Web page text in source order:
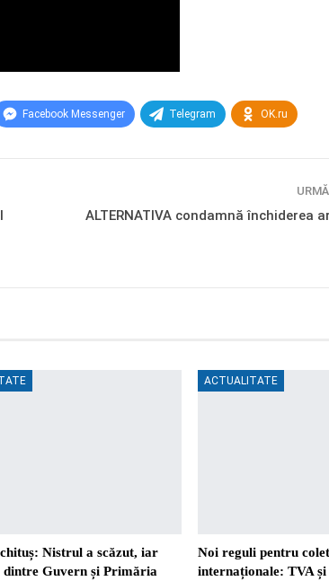
Facebook Messenger Telegram OK.ru
ALTERNATIVA condamnă închiderea
Nistrul a scăzut, iar
dintre Guvern și Primăria
ACTUALITATE
Noi reguli pentru
internaționale: TVA